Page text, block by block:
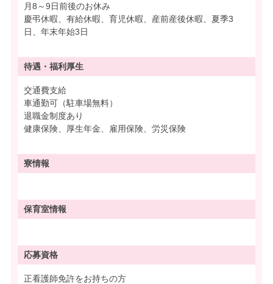
月8～9日前後のお休み
慶弔休暇、有給休暇、育児休暇、産前産後休暇、夏季3
日、年末年始3日
待遇・ 福利厚生
交通費支給
車通勤可（駐車場無料）
退職金制度あり
健康保険、厚生年金、雇用保険、労災保険
寮情報
保育室情報
応募資格
正看護師免許をお持ちの方